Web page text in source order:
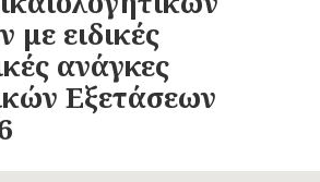
ε
ς
ειδικές
ανάγκες
Εξετάσεων